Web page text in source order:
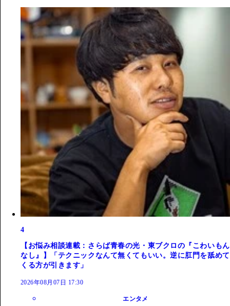
4
【お悩み相談連載：さらば青春の光・東ブクロの『こわいもん
なし』】「テクニックなんて無くてもいい。逆に肛門を舐めて
くる方が引きます」
2026年08月07日 17:30
エンタメ